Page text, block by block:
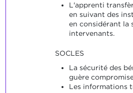
L'apprenti
en suivant des
en considérant la
intervenants.
SOCLES
La sécurité des
guère
Les informations